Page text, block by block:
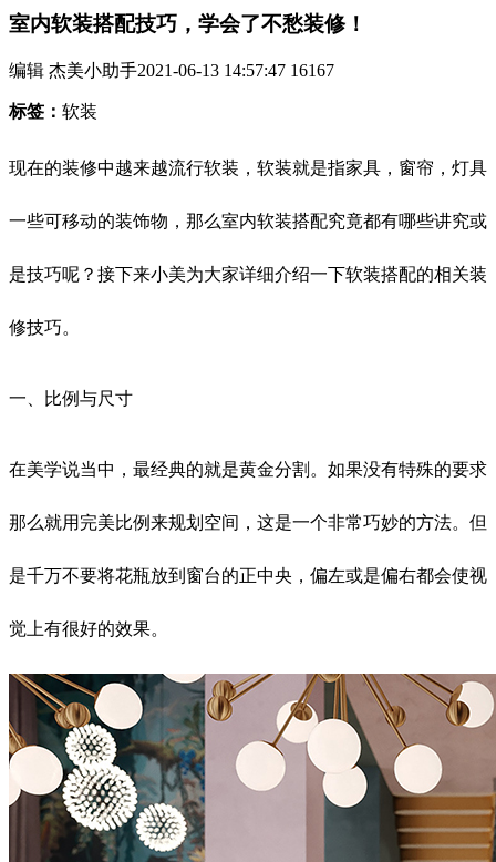
室内软装搭配技巧，学会了不愁装修！
编辑 杰美小助手2021-06-13 14:57:47 16167
标签： 软装
现在的装修中越来越流行软装，软装就是指家具，窗帘，灯具
一些可移动的装饰物，那么室内软装搭配究竟都有哪些讲究或
是技巧呢？接下来小美为大家详细介绍一下软装搭配的相关装
修技巧。
一、比例与尺寸
在美学说当中，最经典的就是黄金分割。如果没有特殊的要求
那么就用完美比例来规划空间，这是一个非常巧妙的方法。但
是千万不要将花瓶放到窗台的正中央，偏左或是偏右都会使视
觉上有很好的效果。